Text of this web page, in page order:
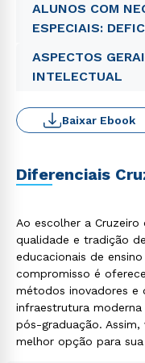
ALUNOS COM
ESPECIAIS:
ASPECTOS
INTELECTUAL
Baixar Ebook
Diferenciais
Ao escolher a
qualidade e tradição
educacionais de
compromisso é
métodos inovadores e
infraestrutura
pós-graduação.
melhor opção para
Rápido e fácil
Estou de acordo
autorizo que meus
envio de